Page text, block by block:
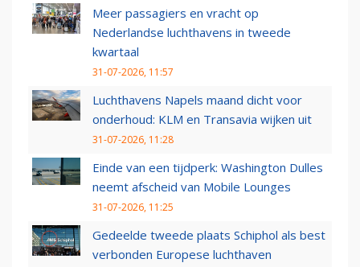
Meer passagiers en vracht op
Nederlandse luchthavens in tweede
kwartaal
31-07-2026, 11:57
Luchthavens Napels maand dicht voor
onderhoud: KLM en Transavia wijken uit
31-07-2026, 11:28
Einde van een tijdperk: Washington Dulles
neemt afscheid van Mobile Lounges
31-07-2026, 11:25
Gedeelde tweede plaats Schiphol als best
verbonden Europese luchthaven